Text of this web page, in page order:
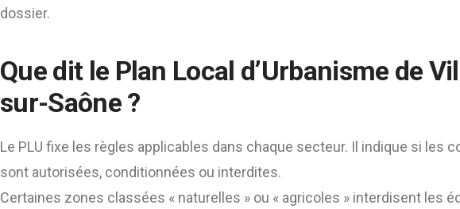
dossier.
Que dit le Plan Local d’Urbanisme de
sur-Saône ?
Le PLU fixe les règles applicables dans chaque secteur. Il indique si les
sont autorisées, conditionnées ou interdites.
Certaines zones classées « naturelles » ou « agricoles » interdisent les